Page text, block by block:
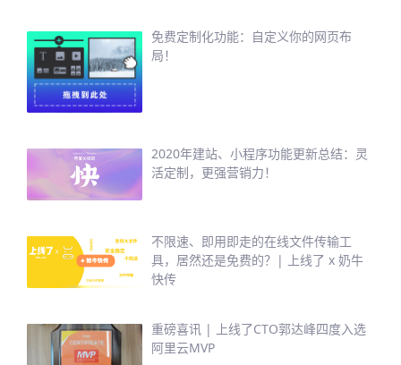
免费定制化功能：自定义你的网页布
局！
2020年建站、小程序功能更新总结：灵
活定制，更强营销力！
不限速、即用即走的在线文件传输工
具，居然还是免费的？| 上线了 x 奶牛
快传
重磅喜讯 | 上线了CTO郭达峰四度入选
阿里云MVP